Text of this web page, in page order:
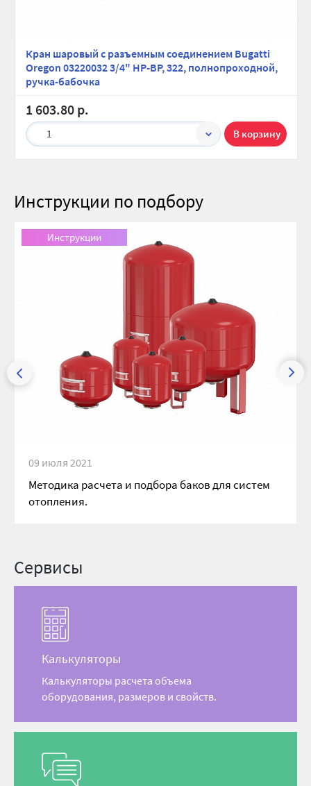
Кран шаровый с разъемным соединением Bugatti
Oregon 03220032 3/4" НР-ВР, 322, полнопроходной,
ручка-бабочка
1 603.80 р.
1
Инструкции по подбору
Инструкции
09 июля 2021
Методика расчета и подбора баков для систем
отопления.
Сервисы
Калькуляторы
Калькуляторы расчета объема
оборудования, размеров и свойств.